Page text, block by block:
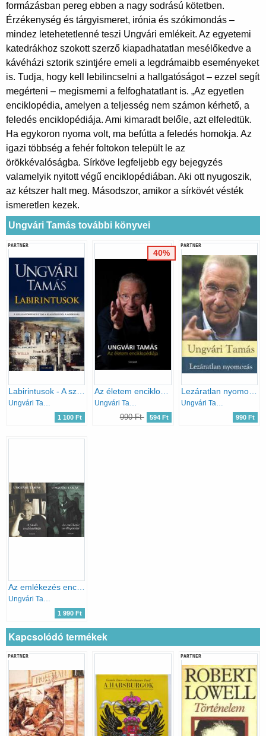
formázásban pereg ebben a nagy sodrású kötetben.
Érzékenység és tárgyismeret, irónia és szókimondás –
mindez letehetetlenné teszi Ungvári emlékeit. Az egyetemi
katedrákhoz szokott szerző kiapadhatatlan mesélőkedve a
kávéházi sztorik szintjére emeli a legdrámaibb eseményeket
is. Tudja, hogy kell lebilincselni a hallgatóságot – ezzel segít
megérteni – megismerni a felfoghatatlant is. „Az egyetlen
enciklopédia, amelyen a teljesség nem számon kérhető, a
feledés enciklopédiája. Ami kimaradt belőle, azt elfeledtük.
Ha egykoron nyoma volt, ma befútta a feledés homokja. Az
igazi többség a fehér foltokon települt le az
örökkévalóságba. Sírköve legfeljebb egy bejegyzés
valamelyik nyitott végű enciklopédiában. Aki ott nyugoszik,
az kétszer halt meg. Másodszor, amikor a sírkövét vésték
ismeretlen kezek.
Ungvári Tamás további könyvei
PARTNER
Labirintusok - A szellemtörténet útjai a klasszikustól a modernig
Ungvári Tamás
1 100 Ft
Az életem enciklopédiája
Ungvári Tamás
990 Ft 594 Ft
40%
PARTNER
Lezáratlan nyomozás
Ungvári Tamás
990 Ft
Ungvári Tamás
1 990 Ft
Kapcsolódó termékek
PARTNER PARTNER